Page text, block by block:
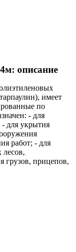
описание
имеет
по
- для
- для укрытия
работ; - для
лесов,
грузов, прицепов,